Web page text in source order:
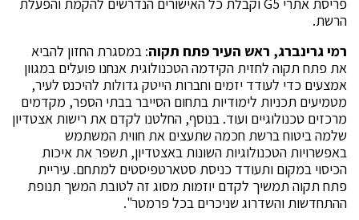
הרשת.
רמי גרינברג, ראש העיר פתח תקוה: במסגרת החזון להביא
את פתח תקוה לחזית הקידמה הטכנולוגית אנחנו פועלים במגוון
אמצעים כדי לעודד יזמים וחברות הייטק גדולות להיכנס לעיר,
מטמיעים תכניות לימודיות בתחום הסייבר בבתי הספר, מקדמים
מרכזים טכנולוגיים ועוד. בנוסף, החלטנו לקדם את רישות אצטדיון
שלמה ביטוח ברשת חכמה שתעצים את חווית המשתמש
באפשרויות הטכנולוגיות השונות באצטדיון, תשפר את איכות
הכיסוי במקום ותעודד כניסת סטארטפיסטים למתחם. עיריית
פתח תקוה תמשיך לקדם יוזמות מסוג זה לטובת המשך תנופת
ההתחדשות והשדרוג שניכרים בכל פרמטר".